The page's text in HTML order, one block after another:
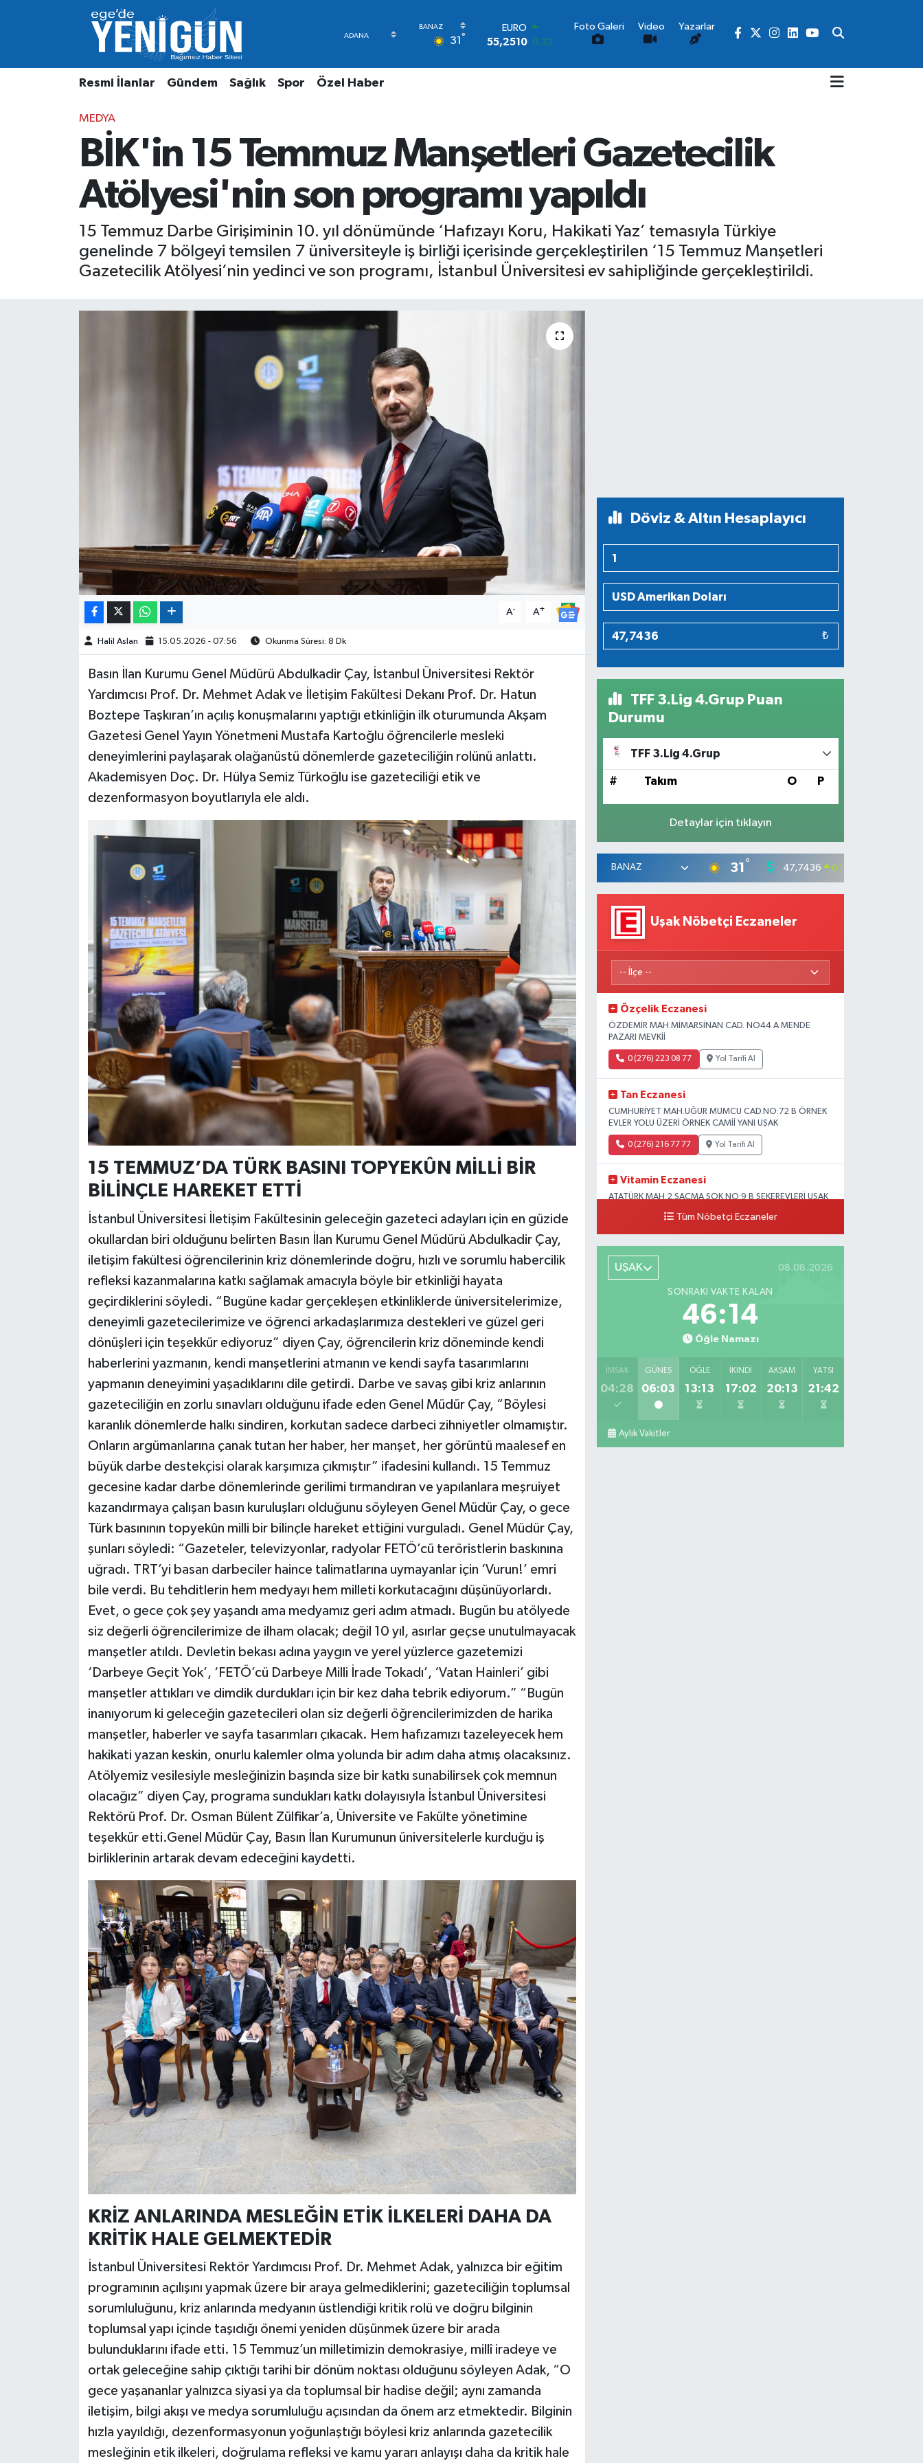
31 °
STERLİN
64,4811 0.38
6660.55 0.03
DOLAR
47,7436
0.18
55,2510
0.32
Foto Galeri Video Yazarlar
Resmi İlanlar Gündem Sağlık Spor Özel Haber
MEDYA
BİK'in 15 Temmuz Manşetleri Gazetecilik
Atölyesi'nin son programı yapıldı
15 Temmuz Darbe Girişiminin 10. yıl dönümünde ‘Hafızayı Koru, Hakikati Yaz’ temasıyla Türkiye
genelinde 7 bölgeyi temsilen 7 üniversiteyle iş birliği içerisinde gerçekleştirilen ‘15 Temmuz Manşetleri
Gazetecilik Atölyesi’nin yedinci ve son programı, İstanbul Üniversitesi ev sahipliğinde gerçekleştirildi.
A- A+
Halil Aslan 15.05.2026 - 07:56 Okunma Süresi: 8 Dk
Basın İlan Kurumu Genel Müdürü Abdulkadir Çay, İstanbul Üniversitesi Rektör
Yardımcısı Prof. Dr. Mehmet Adak ve İletişim Fakültesi Dekanı Prof. Dr. Hatun
Boztepe Taşkıran’ın açılış konuşmalarını yaptığı etkinliğin ilk oturumunda Akşam
Gazetesi Genel Yayın Yönetmeni Mustafa Kartoğlu öğrencilerle mesleki
deneyimlerini paylaşarak olağanüstü dönemlerde gazeteciliğin rolünü anlattı.
Akademisyen Doç. Dr. Hülya Semiz Türkoğlu ise gazeteciliği etik ve
dezenformasyon boyutlarıyla ele aldı.
15 TEMMUZ’DA TÜRK BASINI TOPYEKÛN MİLLİ BİR
BİLİNÇLE HAREKET ETTİ
İstanbul Üniversitesi İletişim Fakültesinin geleceğin gazeteci adayları için en güzide
okullardan biri olduğunu belirten Basın İlan Kurumu Genel Müdürü Abdulkadir Çay,
iletişim fakültesi öğrencilerinin kriz dönemlerinde doğru, hızlı ve sorumlu habercilik
refleksi kazanmalarına katkı sağlamak amacıyla böyle bir etkinliği hayata
geçirdiklerini söyledi. “Bugüne kadar gerçekleşen etkinliklerde üniversitelerimize,
deneyimli gazetecilerimize ve öğrenci arkadaşlarımıza destekleri ve güzel geri
dönüşleri için teşekkür ediyoruz” diyen Çay, öğrencilerin kriz döneminde kendi
haberlerini yazmanın, kendi manşetlerini atmanın ve kendi sayfa tasarımlarını
yapmanın deneyimini yaşadıklarını dile getirdi. Darbe ve savaş gibi kriz anlarının
gazeteciliğin en zorlu sınavları olduğunu ifade eden Genel Müdür Çay, “Böylesi
karanlık dönemlerde halkı sindiren, korkutan sadece darbeci zihniyetler olmamıştır.
Onların argümanlarına çanak tutan her haber, her manşet, her görüntü maalesef en
büyük darbe destekçisi olarak karşımıza çıkmıştır” ifadesini kullandı. 15 Temmuz
gecesine kadar darbe dönemlerinde gerilimi tırmandıran ve yapılanlara meşruiyet
kazandırmaya çalışan basın kuruluşları olduğunu söyleyen Genel Müdür Çay, o gece
Türk basınının topyekûn milli bir bilinçle hareket ettiğini vurguladı. Genel Müdür Çay,
şunları söyledi: “Gazeteler, televizyonlar, radyolar FETÖ’cü teröristlerin baskınına
uğradı. TRT’yi basan darbeciler haince talimatlarına uymayanlar için ‘Vurun!’ emri
bile verdi. Bu tehditlerin hem medyayı hem milleti korkutacağını düşünüyorlardı.
Evet, o gece çok şey yaşandı ama medyamız geri adım atmadı. Bugün bu atölyede
siz değerli öğrencilerimize de ilham olacak; değil 10 yıl, asırlar geçse unutulmayacak
manşetler atıldı. Devletin bekası adına yaygın ve yerel yüzlerce gazetemizi
‘Darbeye Geçit Yok’, ‘FETÖ’cü Darbeye Milli İrade Tokadı’, ‘Vatan Hainleri’ gibi
manşetler attıkları ve dimdik durdukları için bir kez daha tebrik ediyorum.” “Bugün
inanıyorum ki geleceğin gazetecileri olan siz değerli öğrencilerimizden de harika
manşetler, haberler ve sayfa tasarımları çıkacak. Hem hafızamızı tazeleyecek hem
hakikati yazan keskin, onurlu kalemler olma yolunda bir adım daha atmış olacaksınız.
Atölyemiz vesilesiyle mesleğinizin başında size bir katkı sunabilirsek çok memnun
olacağız” diyen Çay, programa sundukları katkı dolayısıyla İstanbul Üniversitesi
Rektörü Prof. Dr. Osman Bülent Zülfikar’a, Üniversite ve Fakülte yönetimine
teşekkür etti.Genel Müdür Çay, Basın İlan Kurumunun üniversitelerle kurduğu iş
birliklerinin artarak devam edeceğini kaydetti.
KRİZ ANLARINDA MESLEĞİN ETİK İLKELERİ DAHA DA
KRİTİK HALE GELMEKTEDİR
İstanbul Üniversitesi Rektör Yardımcısı Prof. Dr. Mehmet Adak, yalnızca bir eğitim
programının açılışını yapmak üzere bir araya gelmediklerini; gazeteciliğin toplumsal
sorumluluğunu, kriz anlarında medyanın üstlendiği kritik rolü ve doğru bilginin
toplumsal yapı içinde taşıdığı önemi yeniden düşünmek üzere bir arada
bulunduklarını ifade etti. 15 Temmuz’un milletimizin demokrasiye, millî iradeye ve
ortak geleceğine sahip çıktığı tarihi bir dönüm noktası olduğunu söyleyen Adak, “O
gece yaşananlar yalnızca siyasi ya da toplumsal bir hadise değil; aynı zamanda
iletişim, bilgi akışı ve medya sorumluluğu açısından da önem arz etmektedir. Bilginin
hızla yayıldığı, dezenformasyonun yoğunlaştığı böylesi kriz anlarında gazetecilik
mesleğinin etik ilkeleri, doğrulama refleksi ve kamu yararı anlayışı daha da kritik hale
Döviz & Altın Hesaplayıcı
₺
TFF 3.Lig 4.Grup Puan
Durumu
TFF 3.Lig 4.Grup
# Takım O P
Detaylar için tıklayın
31 ° 47,7436 0.18
Uşak Nöbetçi Eczaneler
Özçelik Eczanesi
ÖZDEMİR MAH.MİMARSİNAN CAD. NO44 A MENDE
PAZARI MEVKİİ
0 (276) 223 08 77 Yol Tarifi Al
Tan Eczanesi
CUMHURİYET MAH.UĞUR MUMCU CAD.NO:72 B ÖRNEK
EVLER YOLU ÜZERİ ÖRNEK CAMİİ YANI UŞAK
0 (276) 216 77 77 Yol Tarifi Al
Vitamin Eczanesi
ATATÜRK MAH.2.SAÇMA SOK.NO:9 B ŞEKEREVLERİ UŞAK
Tüm Nöbetçi Eczaneler
UŞAK 08.08.2026
SONRAKI VAKTE KALAN
46:12
Öğle Namazı
İMSAK
04:28
GÜNEŞ
06:03
ÖĞLE
13:13
İKINDI
17:02
AKŞAM
20:13
YATSI
21:42
Aylık Vakitler
Resmi İlanlar
Gündem
Özel Haber
Beyoğlu Nöbetçi Eczaneler
Beyoğlu Hava Durumu
Beyoğlu Trafik Yoğunluk Haritası
Süper Lig Puan Durumu ve Fikstür
Tüm Manşetler
Son Dakika Haberleri
Haber Arşivi